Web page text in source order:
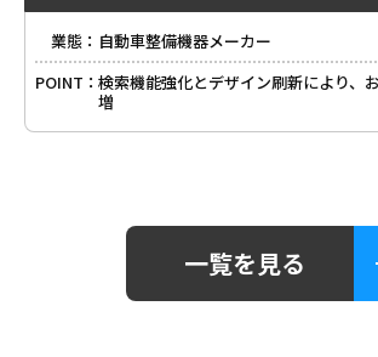
業態： 自動車整備機器メーカー
POINT：検索機能強化とデザイン刷新により、
増
一覧を見る